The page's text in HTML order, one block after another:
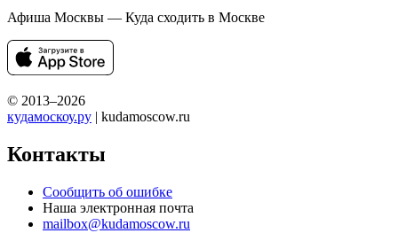
Афиша Москвы — Куда сходить в Москве
© 2013–2026
кудамоскоу.ру | kudamoscow.ru
Контакты
Сообщить об ошибке
Наша электронная почта
mailbox@kudamoscow.ru